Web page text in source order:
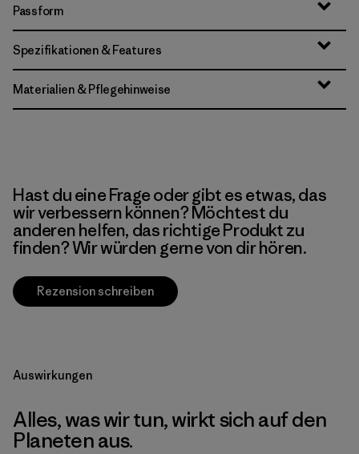
Passform
Spezifikationen & Features
Materialien & Pflegehinweise
Hast du eine Frage oder gibt es etwas, das
wir verbessern können? Möchtest du
anderen helfen, das richtige Produkt zu
finden? Wir würden gerne von dir hören.
Rezension schreiben
Auswirkungen
Alles, was wir tun, wirkt sich auf den
Planeten aus.